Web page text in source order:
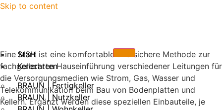
Skip to content
Start
Kellerarten
BRAUN | Fertigkeller
BRAUN | Nutzkeller
Eine MSH ist eine komfortable und sichere Methode zur
fachgerechten Hauseinführung verschiedener Leitungen für
die Versorgungsmedien wie Strom, Gas, Wasser und
Telekommunikation beim Bau von Bodenplatten und
Kellern. Ergänzt werden diese speziellen Einbauteile, je